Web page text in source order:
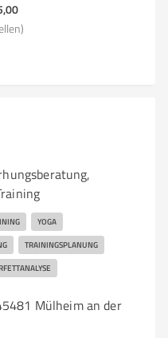
YOGA
TRAININGSPLANUNG
Mülheim an der